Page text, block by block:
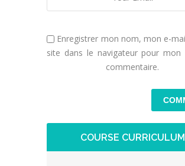
Enregistrer mon nom, mon e-
site dans le navigateur pour mon
commentaire.
COURSE CURRICULUM